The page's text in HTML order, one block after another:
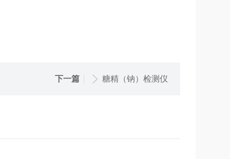
下一篇 糖精（钠）检测仪